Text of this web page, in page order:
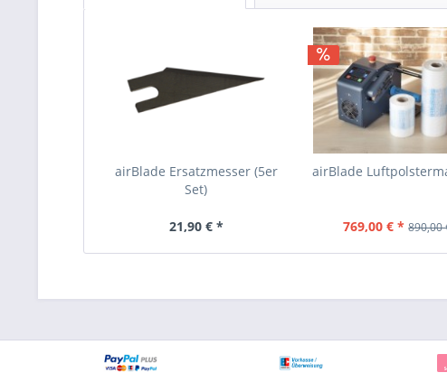
airBlade Ersatzmesser (5er
Set)
21,90 € *
airBlade
769,00 € * 890,00